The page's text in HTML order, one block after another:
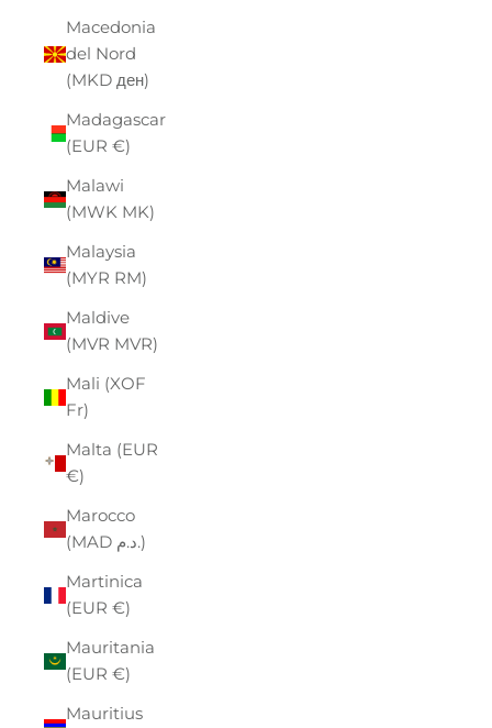
Macedonia
del Nord
(MKD ден)
Madagascar
(EUR €)
Malawi
(MWK MK)
Malaysia
(MYR RM)
Maldive
(MVR MVR)
Mali (XOF
Fr)
Malta (EUR
€)
Marocco
(MAD د.م.)
Martinica
(EUR €)
Mauritania
(EUR €)
Mauritius